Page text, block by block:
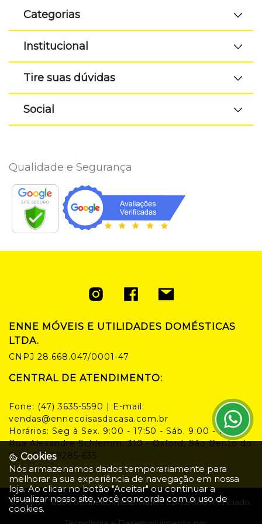
Categorias
Institucional
Tire suas dúvidas
Social
Qualidade e Segurança
ENNE MÓVEIS E UTILIDADES DOMÉSTICAS
LTDA.
CNPJ 28.668.047/0001-47
CENTRAL DE ATENDIMENTO:
Fone: (47) 3635-5590 | E-mail:
vendas@ennecoisasdacasa.com.br
Horários: Seg à Sex. 9:00 - 17:50 - Sáb. 9:00 - 14:00
Rua Alexandre Schlemm, 310 - Oxford, São Bento do
Sul - SC, 89285-635
©2026- Todos os direitos reservados. Conteúdo licenciado.
Cookies
Nós armazenamos dados temporariamente para
melhorar a sua experiência de navegação em nossa
loja. Ao clicar no botão "Aceitar" ou continuar a
visualizar nosso site, você concorda com o uso de
cookies.